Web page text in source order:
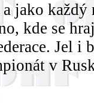
jako
kde se
Jel i
v